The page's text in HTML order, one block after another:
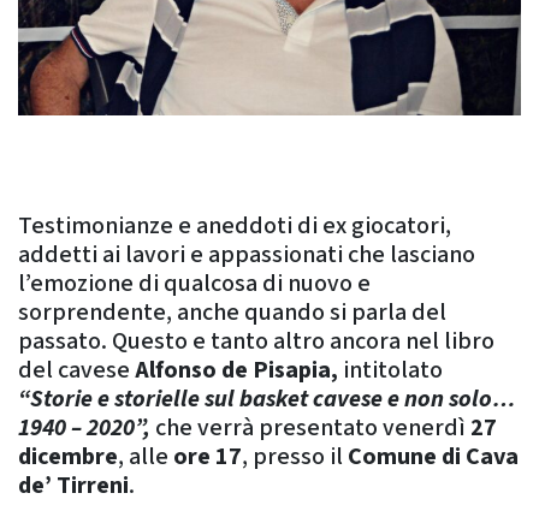
Testimonianze e aneddoti di ex giocatori,
addetti ai lavori e appassionati che lasciano
l’emozione di qualcosa di nuovo e
sorprendente, anche quando si parla del
passato. Questo e tanto altro ancora nel libro
del caveseAlfonso de Pisapia, intitolato
“Storie e storielle sul basket cavese e non solo…
1940 – 2020”, che verrà presentato venerdì 27
dicembre, alle ore 17, presso il Comune di Cava
de’ Tirreni.